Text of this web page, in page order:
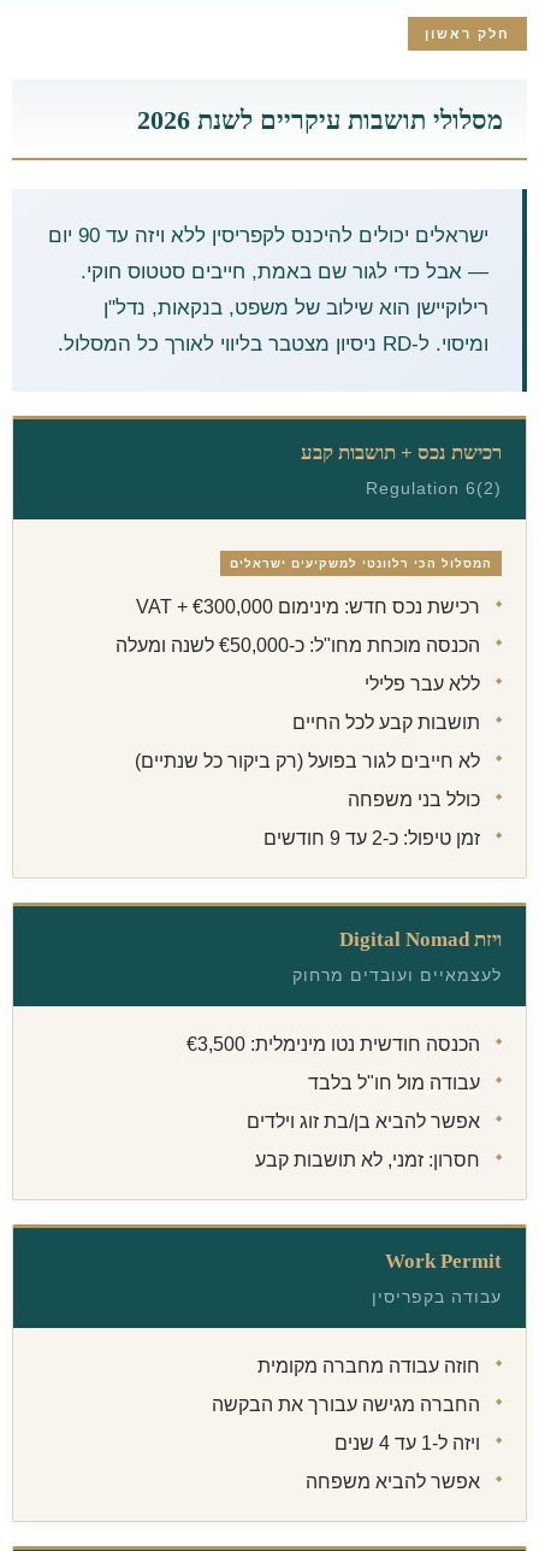
חלק ראשון
מסלולי תושבות עיקריים לשנת 2026
ישראלים יכולים להיכנס לקפריסין ללא ויזה עד 90 יום
— אבל כדי לגור שם באמת, חייבים סטטוס חוקי.
רילוקיישן הוא שילוב של משפט, בנקאות, נדל"ן
ומיסוי. ל-RD ניסיון מצטבר בליווי לאורך כל המסלול.
רכישת נכס + תושבות קבע
Regulation 6(2)
המסלול הכי רלוונטי למשקיעים ישראלים
רכישת נכס חדש: מינימום €300,000 + VAT
הכנסה מוכחת מחו"ל: כ-€50,000 לשנה ומעלה
ללא עבר פלילי
תושבות קבע לכל החיים
לא חייבים לגור בפועל (רק ביקור כל שנתיים)
כולל בני משפחה
זמן טיפול: כ-2 עד 9 חודשים
ויזת Digital Nomad
לעצמאיים ועובדים מרחוק
הכנסה חודשית נטו מינימלית: €3,500
עבודה מול חו"ל בלבד
אפשר להביא בן/בת זוג וילדים
חסרון: זמני, לא תושבות קבע
Work Permit
עבודה בקפריסין
חוזה עבודה מחברה מקומית
החברה מגישה עבורך את הבקשה
ויזה ל-1 עד 4 שנים
אפשר להביא משפחה